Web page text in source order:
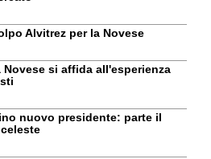
Alvitrez per la Novese
Novese si affida all'esperienza
nuovo presidente: parte il